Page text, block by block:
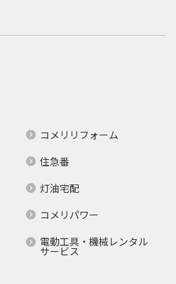
コメリリフォーム
住急番
灯油宅配
コメリパワー
電動工具・機械レンタル
サービス